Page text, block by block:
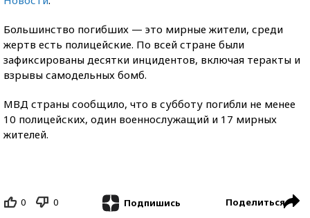
Большинство погибших — это мирные жители, среди
жертв есть полицейские. По всей стране были
зафиксированы десятки инцидентов, включая теракты и
взрывы самодельных бомб.
МВД страны сообщило, что в субботу погибли не менее
10 полицейских, один военнослужащий и 17 мирных
жителей.
0 0 Подпишись Поделиться